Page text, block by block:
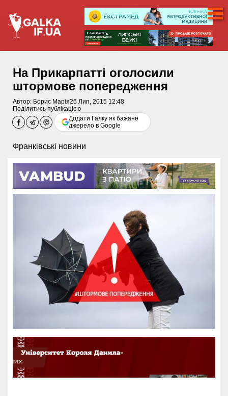
На Прикарпатті оголосили
штормове попередження
Автор: Борис Марія26 Лип, 2015 12:48
Поділитись публікацією
Додати Галку як бажане
джерело в Google
Франківські новини